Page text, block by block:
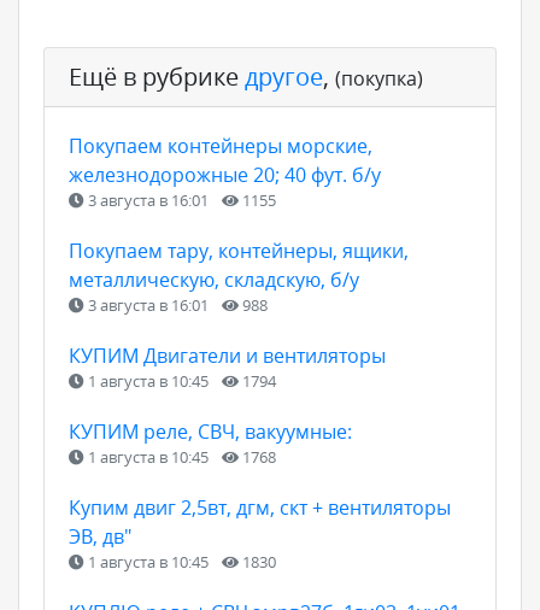
Ещё в рубрикедругое, (покупка)
Покупаем контейнеры морские,
железнодорожные 20; 40 фут. б/у
3 августа в 16:01 1155
Покупаем тару, контейнеры, ящики,
металлическую, складскую, б/у
3 августа в 16:01 988
КУПИМ Двигатели и вентиляторы
1 августа в 10:45 1794
КУПИМ реле, СВЧ, вакуумные:
1 августа в 10:45 1768
Купим двиг 2,5вт, дгм, скт + вентиляторы
ЭВ, дв"
1 августа в 10:45 1830